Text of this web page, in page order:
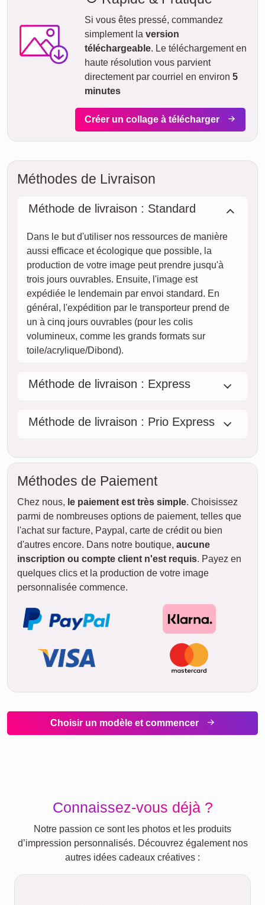
Si vous êtes pressé, commandez
simplement la version
téléchargeable. Le téléchargement en
haute résolution vous parvient
directement par courriel en environ 5
minutes
Créer un collage à télécharger
Méthodes de Livraison
Méthode de livraison : Standard
Dans le but d'utiliser nos ressources de manière
aussi efficace et écologique que possible, la
production de votre image peut prendre jusqu'à
trois jours ouvrables. Ensuite, l'image est
expédiée le lendemain par envoi standard. En
général, l'expédition par le transporteur prend de
un à cinq jours ouvrables (pour les colis
volumineux, comme les grands formats sur
toile/acrylique/Dibond).
Méthode de livraison : Express
Méthode de livraison : Prio Express
Méthodes de Paiement
Chez nous, le paiement est très simple. Choisissez
parmi de nombreuses options de paiement, telles que
l'achat sur facture, Paypal, carte de crédit ou bien
d'autres encore. Dans notre boutique, aucune
inscription ou compte client n'est requis. Payez en
quelques clics et la production de votre image
personnalisée commence.
Choisir un modèle et commencer
Connaissez-vous déjà ?
Notre passion ce sont les photos et les produits
d’impression personnalisés. Découvrez également nos
autres idées cadeaux créatives :